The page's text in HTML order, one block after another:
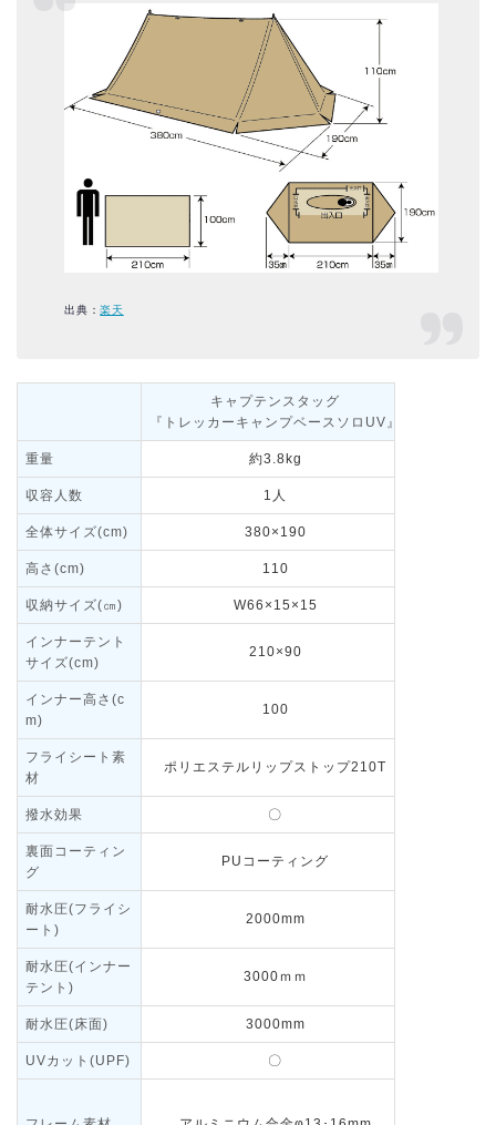
出典：楽天
キャプテンスタッグ
『トレッカーキャンプベースソロUV』
重量 約3.8kg
収容人数 1人
全体サイズ(cm) 380×190
高さ(cm) 110
収納サイズ(㎝) W66×15×15
インナーテント
サイズ(cm)
210×90
インナー高さ(c
m)
100
フライシート素
材
ポリエステルリップストップ210T
撥水効果 〇
裏面コーティン
グ
PUコーティング
耐水圧(フライシ
ート)
2000mm
耐水圧(インナー
テント)
3000ｍｍ
耐水圧(床面) 3000mm
UVカット(UPF) 〇